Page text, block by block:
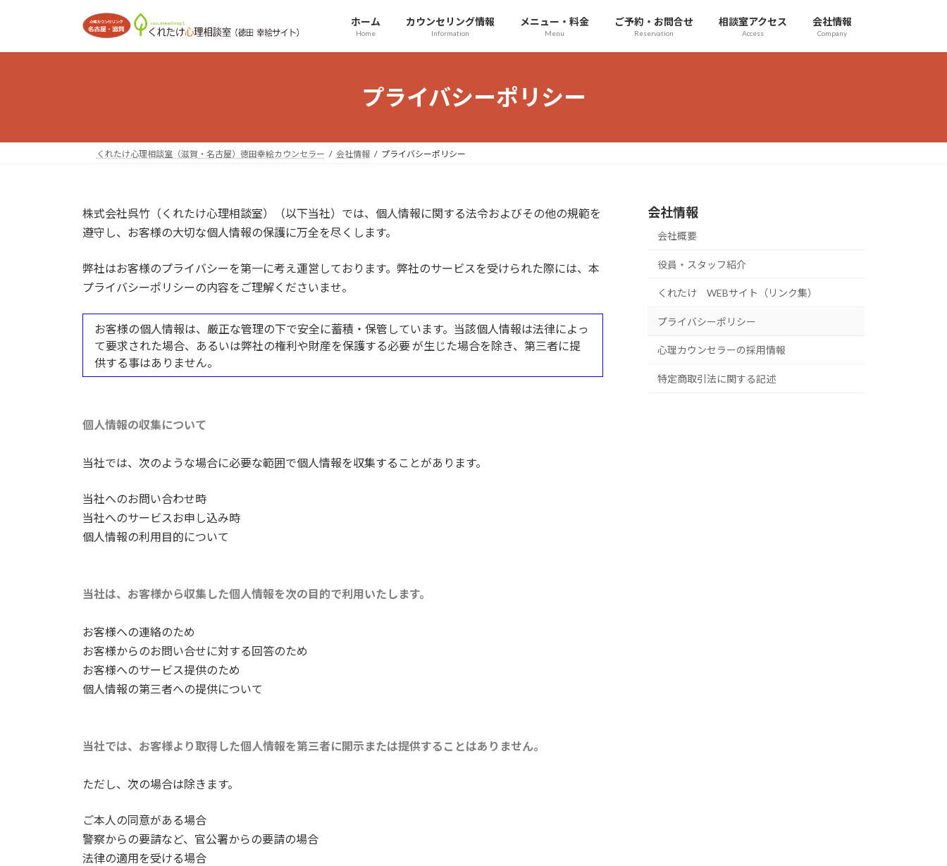
ッ
移
ホーム
Home
カウンセリング情報
Information
メニュー・料金
Menu
ご予約・お問合せ
Reservation
相談室アクセス
Access
会社情報
Company
プライバシーポリシー
くれたけ心理相談室（滋賀・名古屋）徳田幸絵カウンセラー 会社情報 プライバシーポリシー
株式会社呉竹（くれたけ心理相談室）（以下当社）では、個人情報に関する法令およびその他の規範を
遵守し、お客様の大切な個人情報の保護に万全を尽くします。
弊社はお客様のプライバシーを第一に考え運営しております。弊社のサービスを受けられた際には、本
プライバシーポリシーの内容をご理解くださいませ。
お客様の個人情報は、厳正な管理の下で安全に蓄積・保管しています。当該個人情報は法律によっ
て要求された場合、あるいは弊社の権利や財産を保護する必要 が生じた場合を除き、第三者に提
供する事はありません。
個人情報の収集について
当社では、次のような場合に必要な範囲で個人情報を収集することがあります。
当社へのお問い合わせ時
当社へのサービスお申し込み時
個人情報の利用目的について
当社は、お客様から収集した個人情報を次の目的で利用いたします。
お客様への連絡のため
お客様からのお問い合せに対する回答のため
お客様へのサービス提供のため
個人情報の第三者への提供について
当社では、お客様より取得した個人情報を第三者に開示または提供することはありません。
ただし、次の場合は除きます。
ご本人の同意がある場合
警察からの要請など、官公署からの要請の場合
法律の適用を受ける場合
会社情報
会社概要
役員・スタッフ紹介
くれたけ WEBサイト（リンク集）
プライバシーポリシー
心理カウンセラーの採用情報
特定商取引法に関する記述